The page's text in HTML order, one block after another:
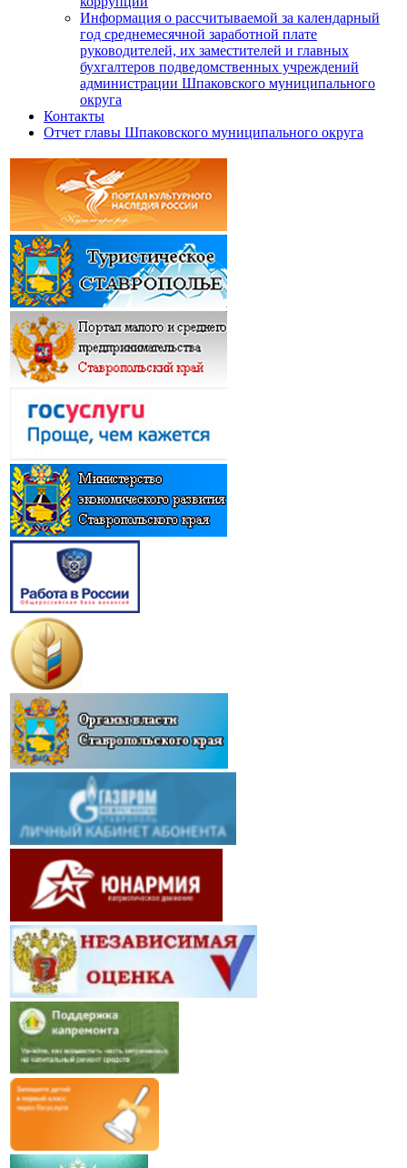
Информация о рассчитываемой за календарный
год среднемесячной заработной плате
руководителей, их заместителей и главных
бухгалтеров подведомственных учреждений
администрации Шпаковского муниципального
округа
Контакты
Отчет главы Шпаковского муниципального округа